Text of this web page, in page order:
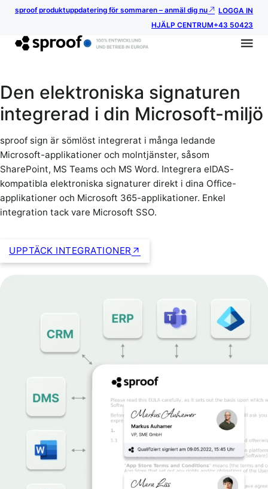
sproof produktuppdatering för sommaren – anmäl dig nu
LOGGA IN
HJÄLP CENTRUM+43 50423
Den elektroniska signaturen
integrerad i din Microsoft-miljö
sproof sign är sömlöst integrerat i många ledande
Microsoft-applikationer och molntjänster, såsom
SharePoint, MS Teams och MS Word. Integrera eIDAS-
kompatibla elektroniska signaturer direkt i dina Office-
applikationer och Microsoft 365-applikationer. Enkel
integration tack vare Microsoft SSO.
UPPTÄCK INTEGRATIONER